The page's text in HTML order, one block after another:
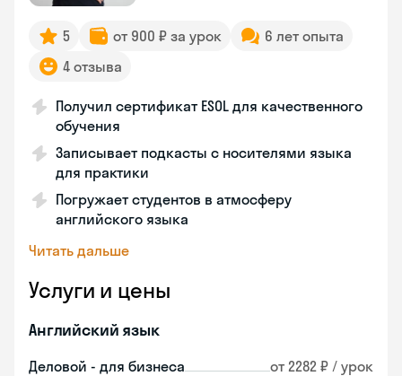
5 от 900 ₽ за урок
6 лет опыта
4 отзыва
Получил сертификат ESOL для качественного
обучения
Записывает подкасты с носителями языка
для практики
Погружает студентов в атмосферу
английского языка
Читать дальше
Услуги и цены
Английский язык
Деловой - для бизнеса от 2282 ₽ / урок